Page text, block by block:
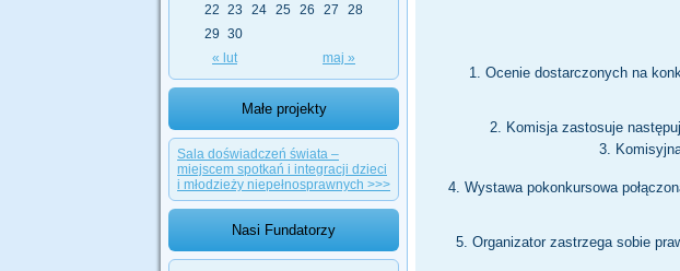
« lut maj »
22 23 24 25 26 27
28
29 30
Małe projekty
Sala doświadczeń świata –
miejscem spotkań i integracji dzieci
i młodzieży niepełnosprawnych >>>
Nasi Fundatorzy
Ocenie dostarczonych na
Komisja zastosuje
Wystawa pokonkursowa
Organizator zastrzega sobie